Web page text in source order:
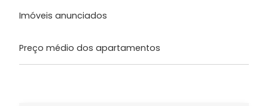
Imóveis anunciados
Preço médio dos apartamentos